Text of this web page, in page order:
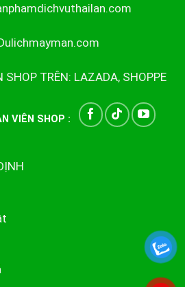
SHOP TRÊN: LAZADA, SHOPPE
VIÊN SHOP :